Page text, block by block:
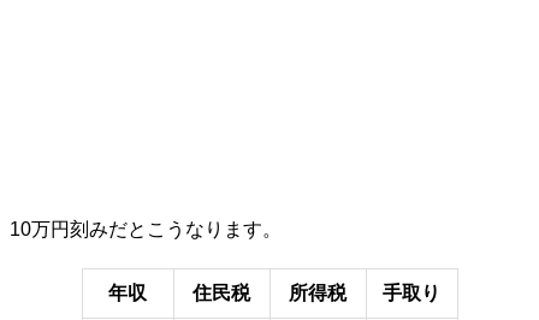
10万円刻みだとこうなります。
年収 住民税 所得税 手取り